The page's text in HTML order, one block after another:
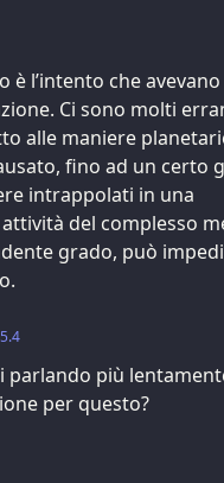
è l’intento che
Ci sono molti
alle maniere
fino ad un certo
intrappolati in una
del complesso
grado, può
parlando più
per questo?